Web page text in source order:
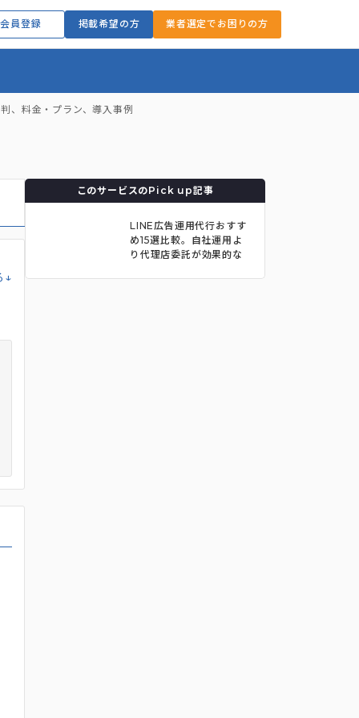
会員登録 掲載希望の方 業者選定でお困りの方
、料金・プラン、導入事例
↓
このサービスのPick up記事
LINE広告運用代行おすす
め15選比較。自社運用よ
り代理店委託が効果的な